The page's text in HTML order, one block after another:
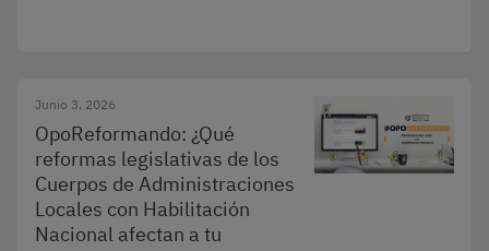
Junio 3, 2026
OpoReformando: ¿Qué
reformas legislativas de los
Cuerpos de Administraciones
Locales con Habilitación
Nacional afectan a tu